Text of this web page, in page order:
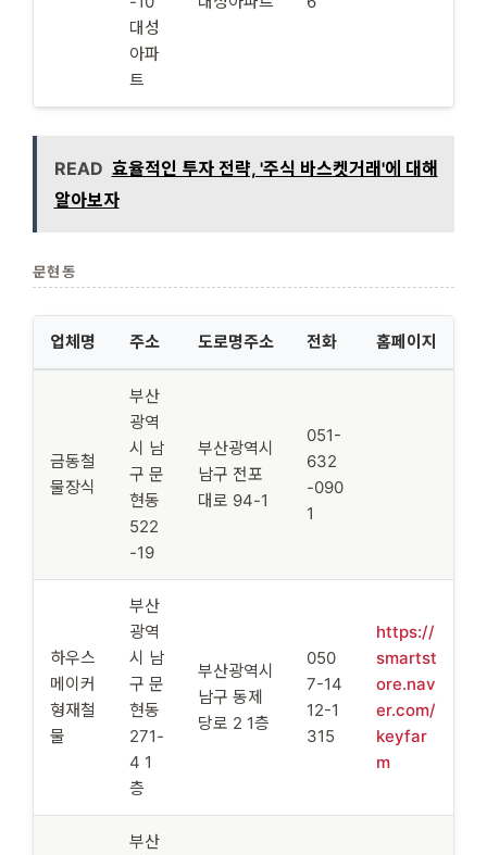
대성
아파
트
READ 효율적인 투자 전략, '주식 바스켓거래'에 대해
알아보자
문현동
업체명 주소 도로명주소 전화 홈페이지
금동철
물장식
부산
광역
시 남
구 문
현동
522
-19
부산광역시
남구 전포
대로 94-1
051-
632
-090
1
하우스
메이커
형재철
물
부산
광역
시 남
구 문
현동
271-
4 1
층
부산광역시
남구 동제
당로 2 1층
050
7-14
12-1
315
https://
smartst
ore.nav
er.com/
keyfar
m
부산